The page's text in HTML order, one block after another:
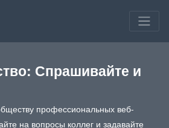
Спрашивайте и
профессиональных веб-
на вопросы коллег и задавайте